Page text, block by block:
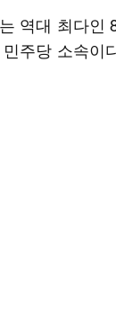
역대 최다인
주당 소속이